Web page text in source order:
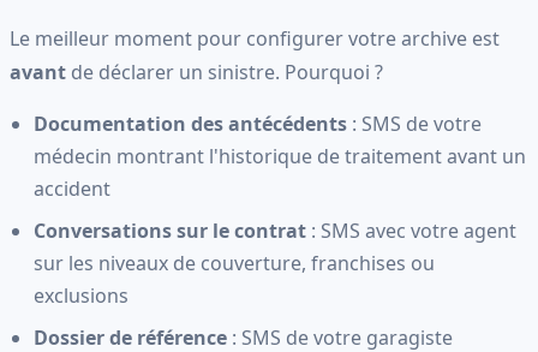
Le meilleur moment pour configurer votre archive est
avant de déclarer un sinistre. Pourquoi ?
Documentation des antécédents : SMS de votre
médecin montrant l'historique de traitement avant un
accident
Conversations sur le contrat : SMS avec votre agent
sur les niveaux de couverture, franchises ou
exclusions
Dossier de référence : SMS de votre garagiste